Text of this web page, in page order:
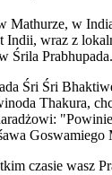
w
wraz z
Śrila
Śri Śri
Thakura,
czasie wasz